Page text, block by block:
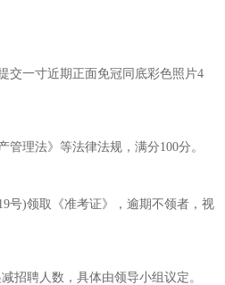
提交一寸近期正面免冠同底彩色照片4
管理法》等法律法规，满分100分。
号)领取《准考证》，逾期不领者，视
招聘人数，具体由领导小组议定。